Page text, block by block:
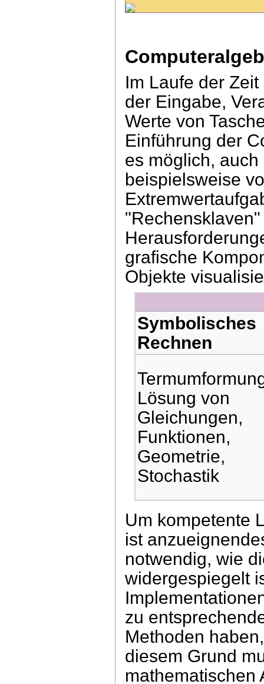
Im Laufe der
der Eingabe,
Werte von
Einführung der
es möglich,
beispielsweise
grafische
Objekte
Symbolisches
Rechnen
Lösung von
Gleichungen,
Funktionen,
Geometrie,
Stochastik
Um kompetente
ist
notwendig, wie
widergespiegelt
zu
Methoden
diesem Grund
mathematischen